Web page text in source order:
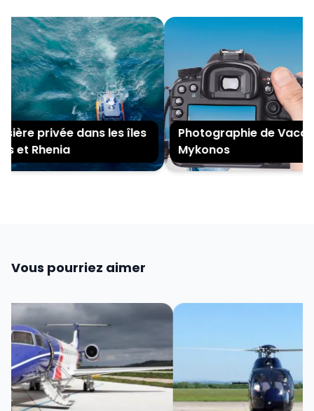
privée dans les îles
et Rhenia
Photographie de
Mykonos
Vous pourriez aimer